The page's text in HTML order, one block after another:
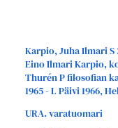
Karpio, Juha Ilmari S
Eino Ilmari Karpio,
Thurén P filosofian
1965 - L Päivi 1966,
URA. varatuomari